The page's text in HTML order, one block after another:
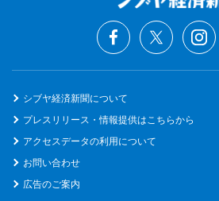
シブヤ経済新聞について
プレスリリース・情報提供はこちらから
アクセスデータの利用について
お問い合わせ
広告のご案内